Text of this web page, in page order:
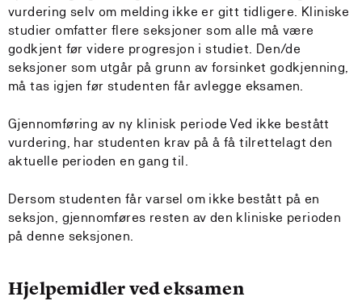
vurdering selv om melding ikke er gitt tidligere. Kliniske
studier omfatter flere seksjoner som alle må være
godkjent før videre progresjon i studiet. Den/de
seksjoner som utgår på grunn av forsinket godkjenning,
må tas igjen før studenten får avlegge eksamen.
Gjennomføring av ny klinisk periode Ved ikke bestått
vurdering, har studenten krav på å få tilrettelagt den
aktuelle perioden en gang til.
Dersom studenten får varsel om ikke bestått på en
seksjon, gjennomføres resten av den kliniske perioden
på denne seksjonen.
Hjelpemidler ved eksamen